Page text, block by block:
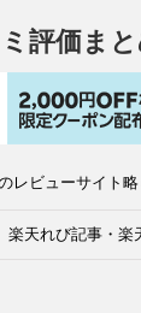
評価ま
レビューサイト
楽天れび記事・楽